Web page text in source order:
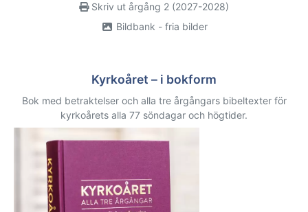
Skriv ut årgång 2 (2027-2028)
Bildbank - fria bilder
Kyrkoåret – i bokform
Bok med betraktelser och alla tre årgångars bibeltexter för
kyrkoårets alla 77 söndagar och högtider.